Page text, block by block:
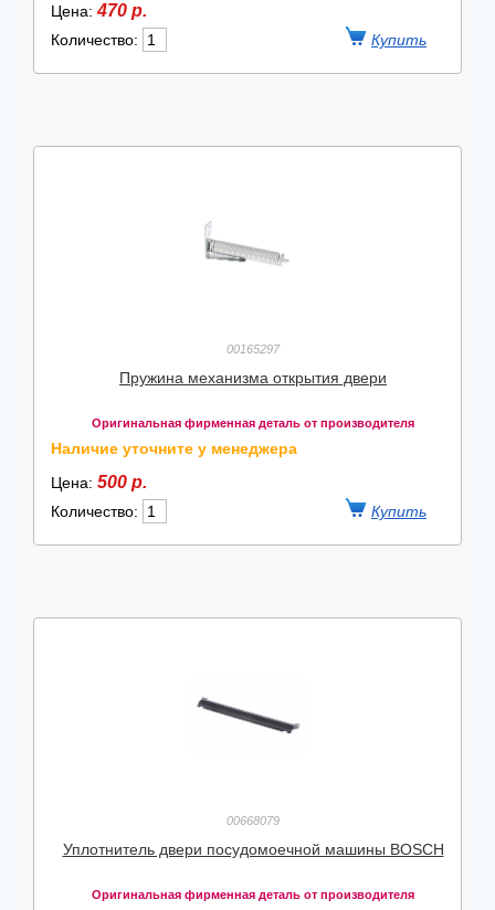
Цена:470 р.
Количество:
00165297
Пружина механизма открытия двери
Оригинальная фирменная деталь от производителя
Наличие уточните у менеджера
Цена: 500 р.
Количество:
00668079
Уплотнитель двери посудомоечной машины BOSCH
Оригинальная фирменная деталь от производителя